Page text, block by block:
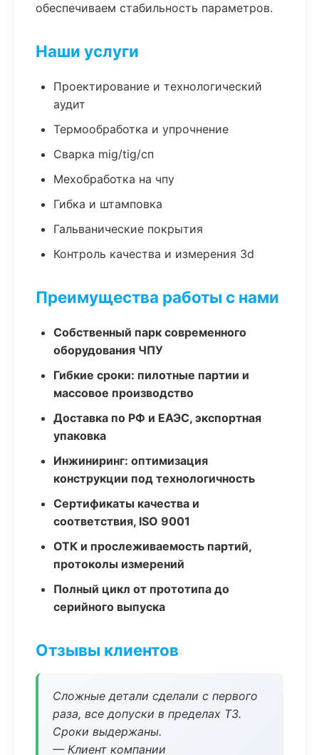
обеспечиваем стабильность параметров.
Наши услуги
Проектирование и технологический
аудит
Термообработка и упрочнение
Сварка mig/tig/сп
Мехобработка на чпу
Гибка и штамповка
Гальванические покрытия
Контроль качества и измерения 3d
Преимущества работы с нами
Собственный парк современного
оборудования ЧПУ
Гибкие сроки: пилотные партии и
массовое производство
Доставка по РФ и ЕАЭС, экспортная
упаковка
Инжиниринг: оптимизация
конструкции под технологичность
Сертификаты качества и
соответствия, ISO 9001
ОТК и прослеживаемость партий,
протоколы измерений
Полный цикл от прототипа до
серийного выпуска
Отзывы клиентов
Сложные детали сделали с первого
раза, все допуски в пределах ТЗ.
Сроки выдержаны.
— Клиент компании